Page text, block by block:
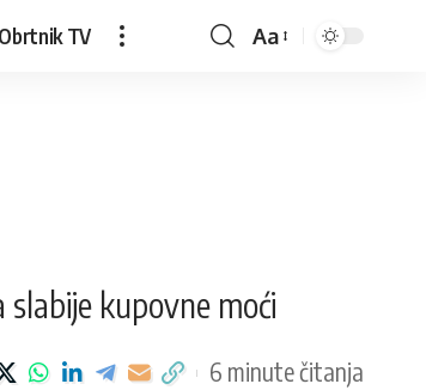
Obrtnik TV Aa
kupovne moći
6 minute čitanja